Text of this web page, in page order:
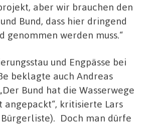
aber wir brauchen den
Bund, dass hier dringend
genommen werden muss.“
und Engpässe bei
beklagte auch Andreas
Bund hat die Wasserwege
angepackt“, kritisierte Lars
Doch man dürfe